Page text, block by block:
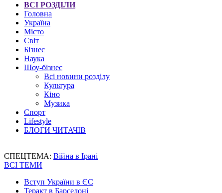
ВСІ РОЗДІЛИ
Головна
Україна
Місто
Світ
Бізнес
Наука
Шоу-бізнес
Всі новини розділу
Культура
Кіно
Музика
Спорт
Lifestyle
БЛОГИ ЧИТАЧІВ
СПЕЦТЕМА: Війна в Ірані
ВСІ ТЕМИ
Вступ України в ЄС
Теракт в Барселоні